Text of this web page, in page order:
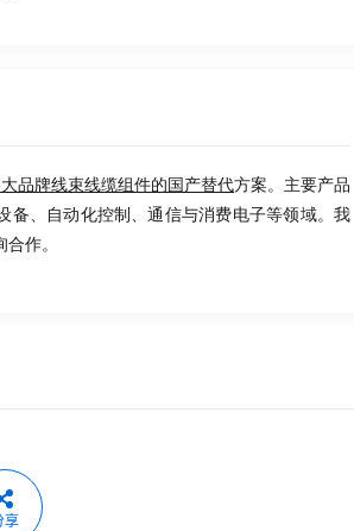
品牌线束线缆组件的国产替代方案。主要产品
备、自动化控制、通信与消费电子等领域。我
作。
享